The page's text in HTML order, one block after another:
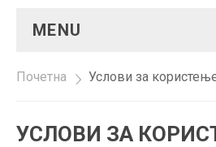
MENU
Почетна » Услови за
УСЛОВИ ЗА